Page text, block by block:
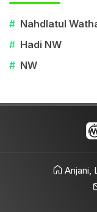
# Nahdlatul
# Hadi NW
# NW
Anjani,